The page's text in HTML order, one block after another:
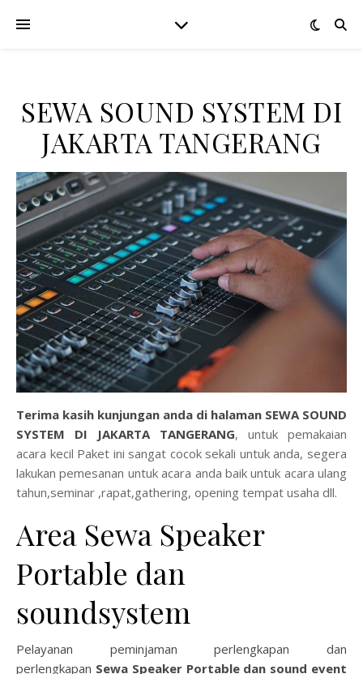
SEWA SOUND SYSTEM DI
JAKARTA TANGERANG
Terima kasih kunjungan anda di halaman SEWA SOUND
SYSTEM DI JAKARTA TANGERANG, untuk pemakaian
acara kecil Paket ini sangat cocok sekali untuk anda, segera
lakukan pemesanan untuk acara anda baik untuk acara ulang
tahun,seminar ,rapat,gathering, opening tempat usaha dll.
Area Sewa Speaker
Portable dan
soundsystem
Pelayanan peminjaman perlengkapan dan
perlengkapan Sewa Speaker Portable dan sound event